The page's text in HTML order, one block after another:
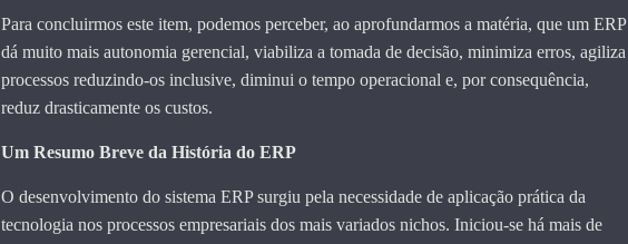
Para concluirmos este item, podemos perceber, ao aprofundarmos a matéria, que um ERP
dá muito mais autonomia gerencial, viabiliza a tomada de decisão, minimiza erros, agiliza
processos reduzindo-os inclusive, diminui o tempo operacional e, por consequência,
reduz drasticamente os custos.
Um Resumo Breve da História do ERP
O desenvolvimento do sistema ERP surgiu pela necessidade de aplicação prática da
tecnologia nos processos empresariais dos mais variados nichos. Iniciou-se há mais de